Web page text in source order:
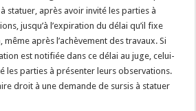
statuer, après avoir invité les parties à
jusqu’à l’expiration du délai qu’il fixe
après l’achèvement des travaux. Si
est notifiée dans ce délai au juge, celui-
les parties à présenter leurs observations.
droit à une demande de sursis à statuer